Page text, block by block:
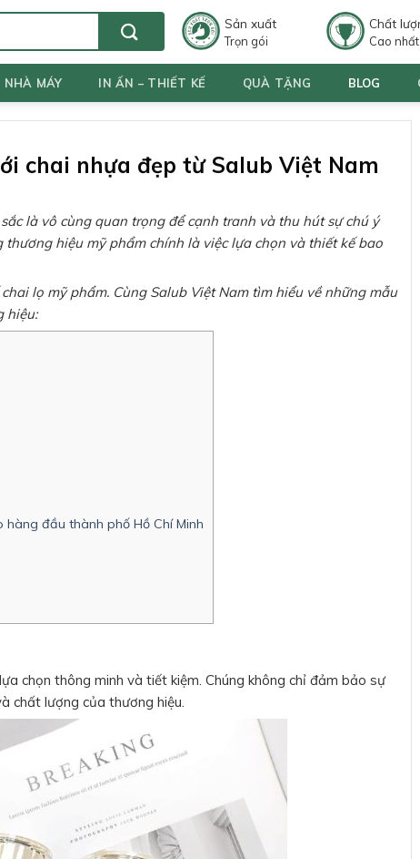
Sản xuất
Trọn gói
Chất
Cao nhất
NHÀ MÁY IN ẤN – THIẾT KẾ QUÀ TẶNG BLOG
chai nhựa đẹp từ Salub Việt Nam
là vô cùng quan trọng để cạnh tranh và thu hút sự chú ý
hiệu mỹ phẩm chính là việc lựa chọn và thiết kế bao
lọ mỹ phẩm. Cùng Salub Việt Nam tìm hiểu về những mẫu
hiệu:
đầu thành phố Hồ Chí Minh
chọn thông minh và tiết kiệm. Chúng không chỉ đảm bảo sự
chất lượng của thương hiệu.